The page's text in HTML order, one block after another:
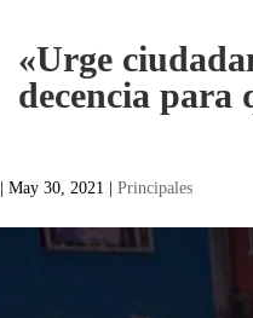
«Urge
decencia para
|May 30, 2021 |Principales